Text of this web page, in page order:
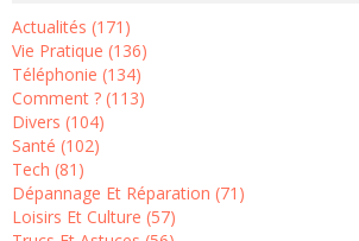
Actualités (171)
Vie Pratique (136)
Téléphonie (134)
Comment ? (113)
Divers (104)
Santé (102)
Tech (81)
Dépannage Et Réparation (71)
Loisirs Et Culture (57)